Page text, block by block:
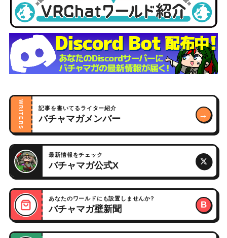
WRITERS 記事を書いてるライター紹介
バチャマガメンバー →
最新情報をチェック
バチャマガ公式X
あなたのワールドにも設置しませんか?
バチャマガ壁新聞 B